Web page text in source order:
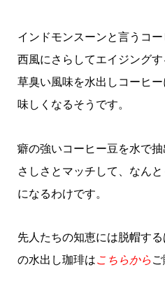
インドモンスーンと言うコ
西風にさらしてエイジング
草臭い風味を水出しコーヒ
味しくなるそうです。
癖の強いコーヒー豆を水で
さしさとマッチして、なん
になるわけです。
先人たちの知恵には脱帽す
の水出し珈琲はこちらから